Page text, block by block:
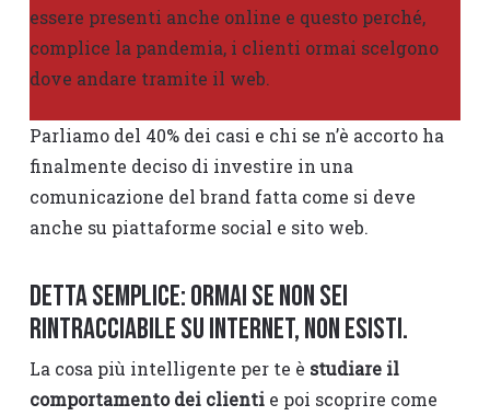
essere presenti anche online e questo perché,
complice la pandemia, i clienti ormai scelgono
dove andare tramite il web.
Parliamo del 40% dei casi e chi se n’è accorto ha
finalmente deciso di investire in una
comunicazione del brand fatta come si deve
anche su piattaforme social e sito web.
Detta semplice: ormai se non sei
rintracciabile su internet, non esisti.
La cosa più intelligente per te è studiare il
comportamento dei clientie poi scoprire come